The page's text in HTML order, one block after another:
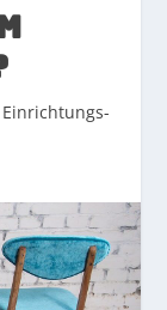
Einrichtungs-